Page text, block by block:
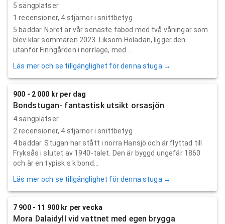
5 sängplatser
1 recensioner, 4 stjärnor i snittbetyg
5 bäddar. Noret är vår senaste fäbod med två våningar som
blev klar sommaren 2023. Liksom Höladan, ligger den
utanför Finngården i norrläge, med ...
Läs mer och se tillgänglighet för denna stuga →
900 - 2 000 kr per dag
Bondstugan- fantastisk utsikt orsasjön
4 sängplatser
2 recensioner, 4 stjärnor i snittbetyg
4 bäddar. Stugan har stått i norra Hansjö och är flyttad till
Fryksås i slutet av 1940-talet. Den är byggd ungefär 1860
och är en typisk s k bond...
Läs mer och se tillgänglighet för denna stuga →
7 900 - 11 900 kr per vecka
Mora Dalaidyll vid vattnet med egen brygga